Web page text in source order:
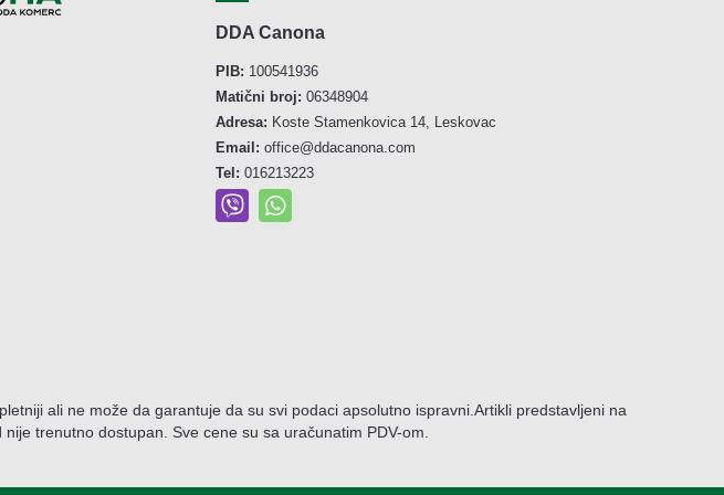
DDA Canona
PIB: 100541936
Matični broj: 06348904
Adresa: Koste Stamenkovica 14, Leskovac
Email:office@ddacanona.com
Tel:016213223
ali ne može da garantuje da su svi podaci apsolutno ispravni.Artikli predstavljeni na
trenutno dostupan. Sve cene su sa uračunatim PDV-om.